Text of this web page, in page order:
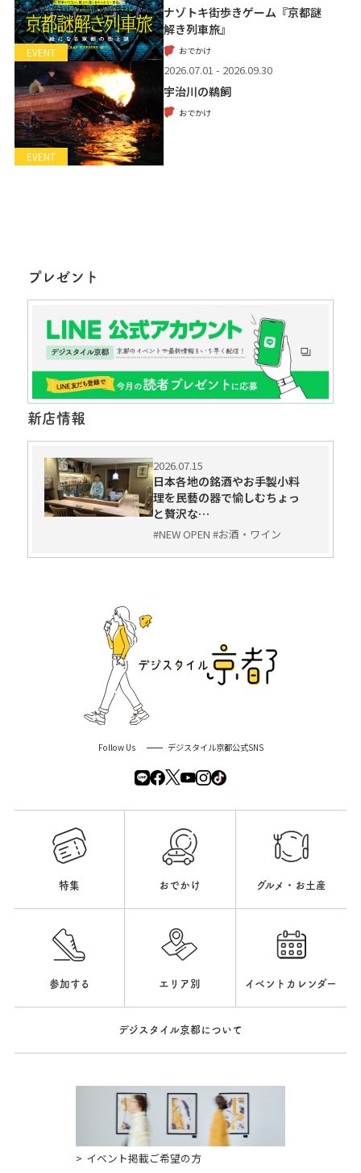
EVENT
ナゾトキ街歩きゲーム『京都謎
解き列車旅』
おでかけ
EVENT
2026.07.01 - 2026.09.30
宇治川の鵜飼
おでかけ
プレゼント
新店情報
2026.07.15
日本各地の銘酒やお手製小料
理を民藝の器で愉しむちょっ
と贅沢な…
#NEW OPEN #お酒・ワイン
Follow Us デジスタイル京都公式SNS
特集 おでかけ グルメ・お土産
参加する エリア別 イベントカレンダー
デジスタイル京都について
イベント掲載ご希望の方